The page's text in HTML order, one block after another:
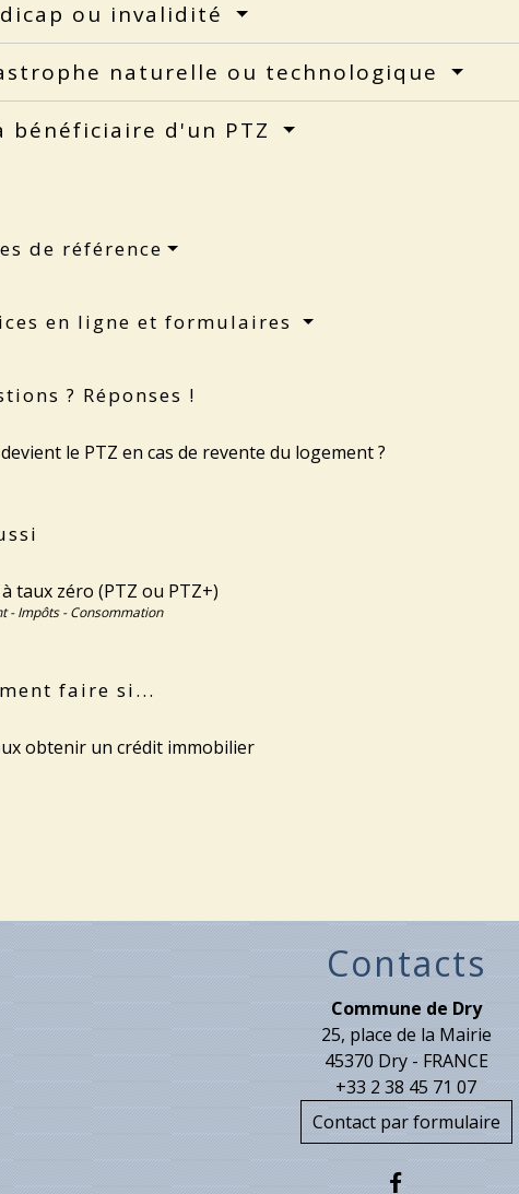
ou invalidité
naturelle ou technologique
bénéficiaire d'un PTZ
de référence
en ligne et formulaires
? Réponses !
le PTZ en cas de revente du logement ?
taux zéro (PTZ ou PTZ+)
- Impôts - Consommation
faire si...
obtenir un crédit immobilier
Contacts
Commune de Dry
25, place de la Mairie
45370 Dry - FRANCE
+33 2 38 45 71 07
Contact par formulaire